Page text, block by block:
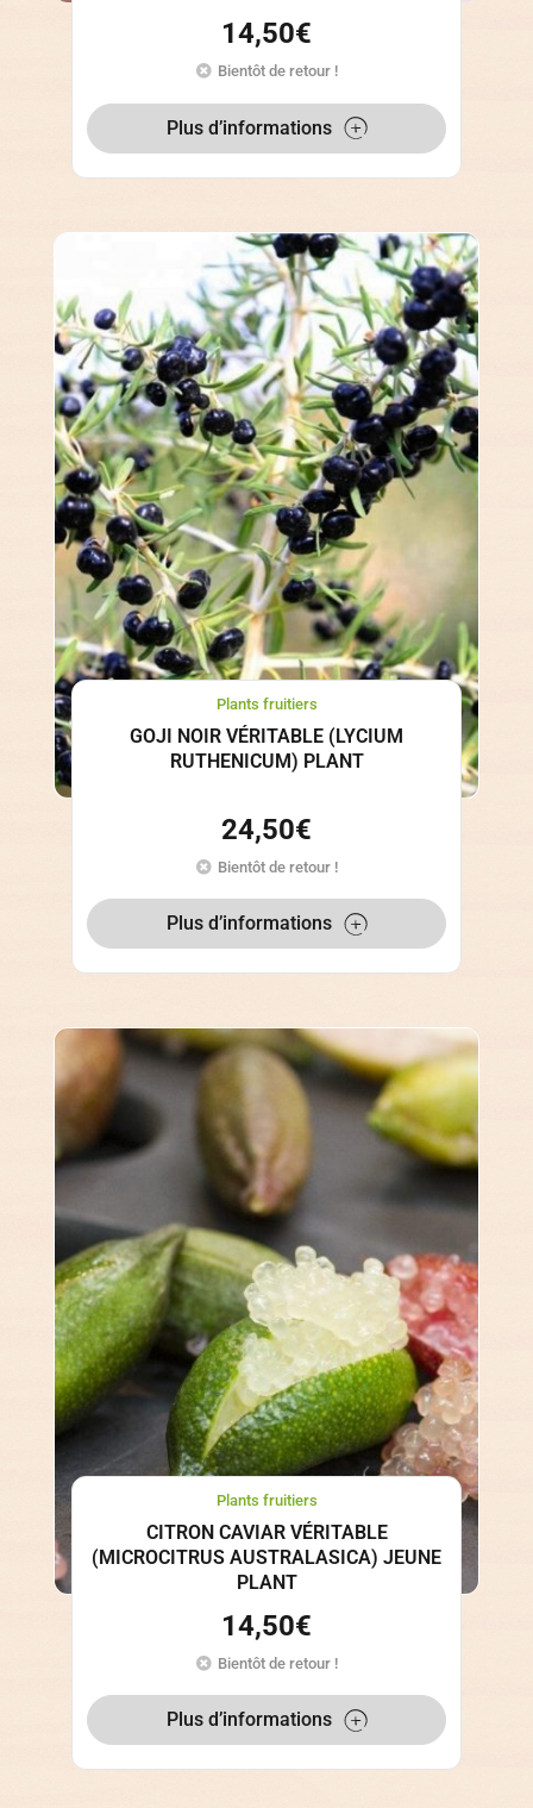
14,50€
Bientôt de retour !
Plus d’informations
Plants fruitiers
GOJI NOIR VÉRITABLE (LYCIUM
RUTHENICUM) PLANT
24,50€
Bientôt de retour !
Plus d’informations
Plants fruitiers
CITRON CAVIAR VÉRITABLE
(MICROCITRUS AUSTRALASICA) JEUNE
PLANT
14,50€
Bientôt de retour !
Plus d’informations